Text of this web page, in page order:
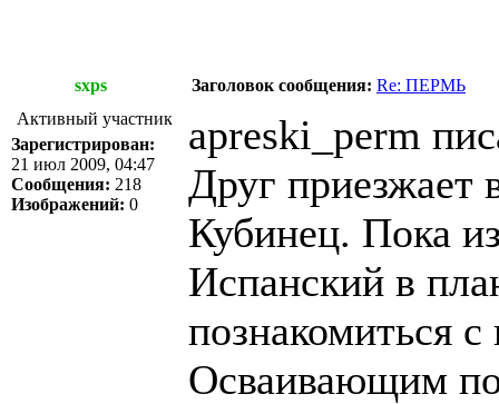
sxps Заголовок сообщения: Re: ПЕРМЬ
Активный участник
Зарегистрирован:
21 июл 2009, 04:47
Сообщения: 218
Изображений: 0
apreski_perm
Друг приезжает
Кубинец. Пока
Испанский в
познакомиться
Осваивающим